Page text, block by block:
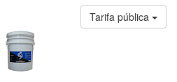
Tarifa pública